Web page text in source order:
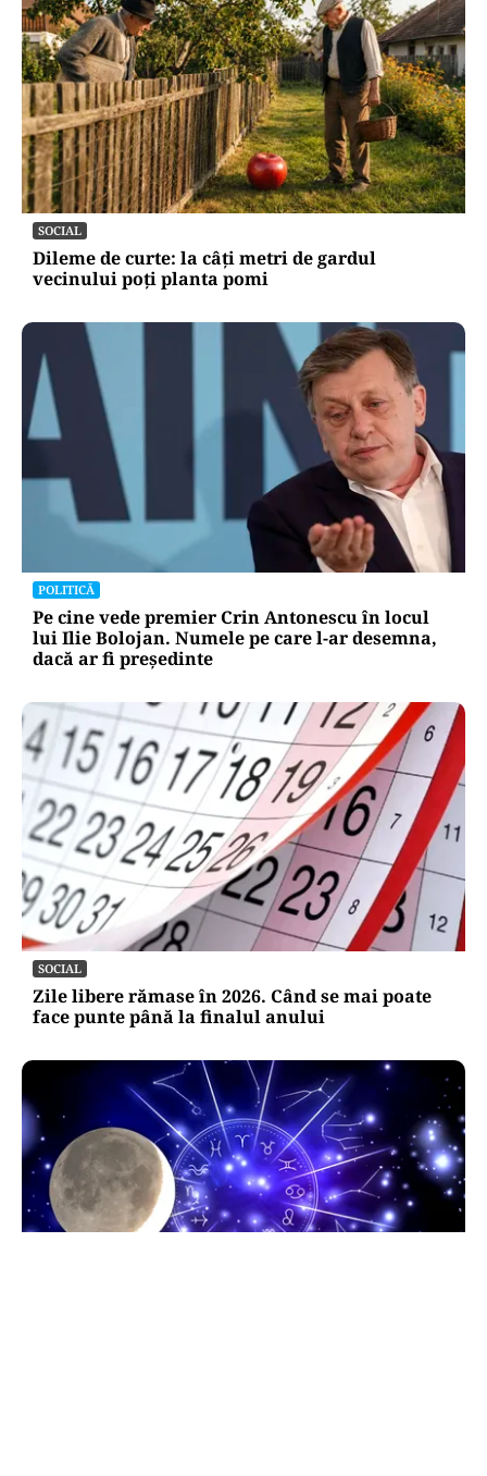
SOCIAL
Dileme de curte: la câți metri de gardul
vecinului poți planta pomi
POLITICĂ
Pe cine vede premier Crin Antonescu în locul
lui Ilie Bolojan. Numele pe care l-ar desemna,
dacă ar fi președinte
SOCIAL
Zile libere rămase în 2026. Când se mai poate
face punte până la finalul anului